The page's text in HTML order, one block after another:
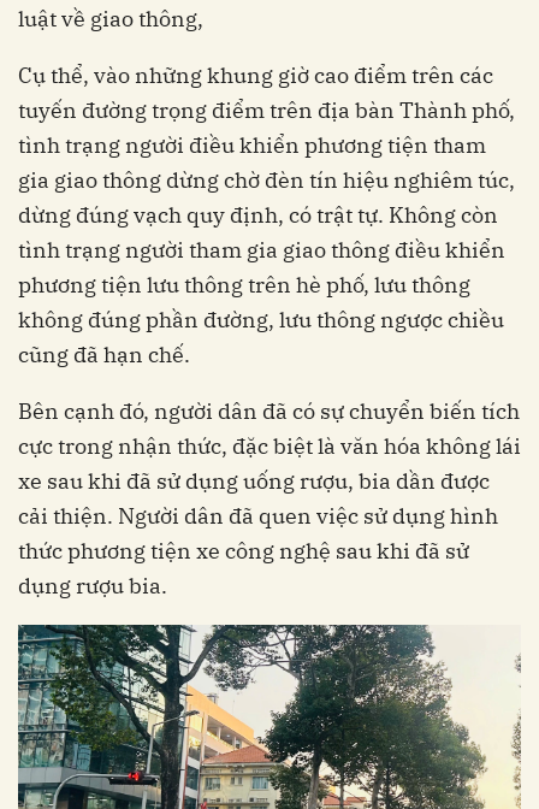
luật về giao thông,
Cụ thể, vào những khung giờ cao điểm trên các
tuyến đường trọng điểm trên địa bàn Thành phố,
tình trạng người điều khiển phương tiện tham
gia giao thông dừng chờ đèn tín hiệu nghiêm túc,
dừng đúng vạch quy định, có trật tự. Không còn
tình trạng người tham gia giao thông điều khiển
phương tiện lưu thông trên hè phố, lưu thông
không đúng phần đường, lưu thông ngược chiều
cũng đã hạn chế.
Bên cạnh đó, người dân đã có sự chuyển biến tích
cực trong nhận thức, đặc biệt là văn hóa không lái
xe sau khi đã sử dụng uống rượu, bia dần được
cải thiện. Người dân đã quen việc sử dụng hình
thức phương tiện xe công nghệ sau khi đã sử
dụng rượu bia.